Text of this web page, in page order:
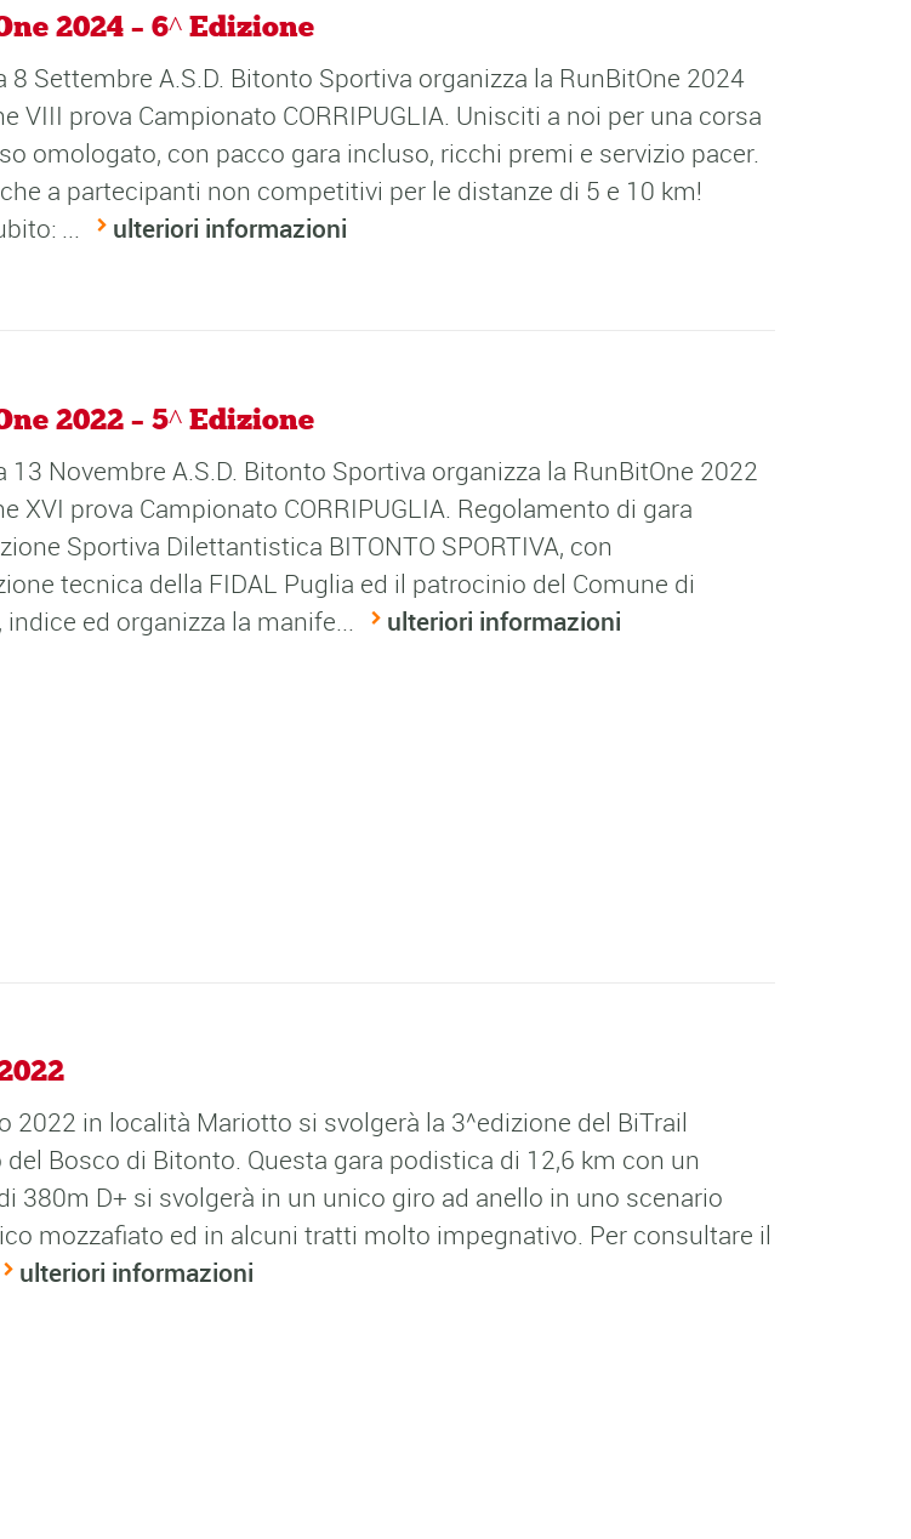
2024 – 6^ Edizione
8 Settembre A.S.D. Bitonto Sportiva organizza la RunBitOne 2024
VIII prova Campionato CORRIPUGLIA. Unisciti a noi per una corsa
omologato, con pacco gara incluso, ricchi premi e servizio pacer.
a partecipanti non competitivi per le distanze di 5 e 10 km!
...
ulteriori informazioni
2022 – 5^ Edizione
13 Novembre A.S.D. Bitonto Sportiva organizza la RunBitOne 2022
XVI prova Campionato CORRIPUGLIA. Regolamento di gara
Sportiva Dilettantistica BITONTO SPORTIVA, con
tecnica della FIDAL Puglia ed il patrocinio del Comune di
indice ed organizza la manife...
ulteriori informazioni
2022 in località Mariotto si svolgerà la 3^edizione del BiTrail
Bosco di Bitonto. Questa gara podistica di 12,6 km con un
380m D+ si svolgerà in un unico giro ad anello in uno scenario
mozzafiato ed in alcuni tratti molto impegnativo. Per consultare il
ulteriori informazioni